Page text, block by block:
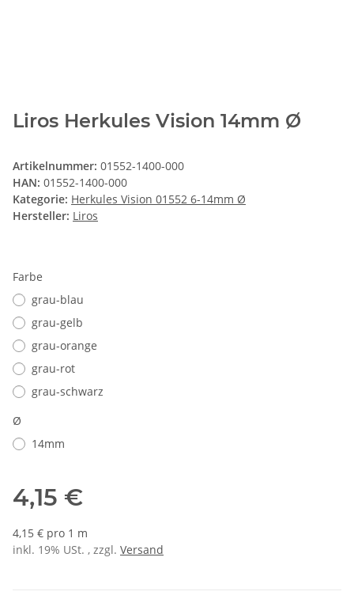
Liros Herkules Vision 14mm Ø
Artikelnummer: 01552-1400-000
HAN: 01552-1400-000
Kategorie: Herkules Vision 01552 6-14mm Ø
Hersteller: Liros
Farbe
grau-blau
grau-gelb
grau-orange
grau-rot
grau-schwarz
Ø
14mm
4,15 €
4,15 € pro 1 m
inkl. 19% USt. , zzgl. Versand